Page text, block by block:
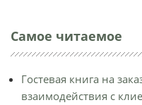
Самое читаемое
Гостевая книга на
взаимодействия с